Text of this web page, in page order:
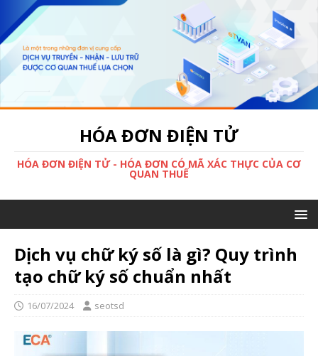
HÓA ĐƠN ĐIỆN TỬ
HÓA ĐƠN ĐIỆN TỬ - HÓA ĐƠN CÓ MÃ XÁC THỰC CỦA CƠ
QUAN THUẾ
Dịch vụ chữ ký số là gì? Quy trình
tạo chữ ký số chuẩn nhất
16/07/2024 seotsd